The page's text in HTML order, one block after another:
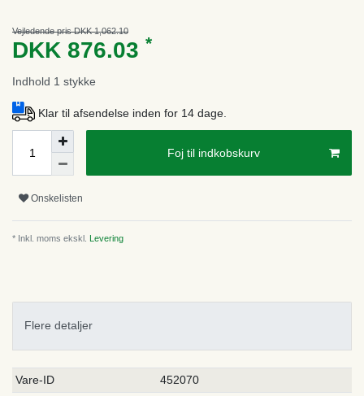
Vejledende pris DKK 1,062.10
DKK 876.03 *
Indhold 1 stykke
Klar til afsendelse inden for 14 dage.
Foj til indkobskurv
Onskelisten
* Inkl. moms ekskl. Levering
Flere detaljer
Ceres::Template.singleItemTechnicalDataAttribute
Ceres::Template.singleItemTechnicalDataValue
Vare-ID
452070